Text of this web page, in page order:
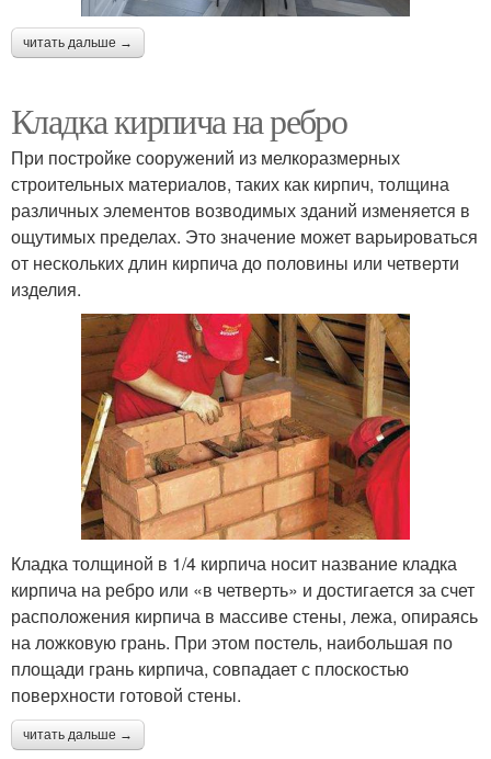
читать дальше →
Кладка кирпича на ребро
При постройке сооружений из мелкоразмерных
строительных материалов, таких как кирпич, толщина
различных элементов возводимых зданий изменяется в
ощутимых пределах. Это значение может варьироваться
от нескольких длин кирпича до половины или четверти
изделия.
Кладка толщиной в 1/4 кирпича носит название кладка
кирпича на ребро или «в четверть» и достигается за счет
расположения кирпича в массиве стены, лежа, опираясь
на ложковую грань. При этом постель, наибольшая по
площади грань кирпича, совпадает с плоскостью
поверхности готовой стены.
читать дальше →